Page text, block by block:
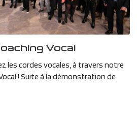
Vocal
les cordes vocales, à travers notre
! Suite à la démonstration de